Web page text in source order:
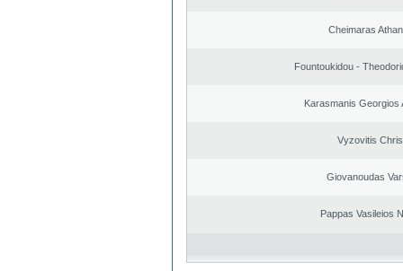
Cheimaras
Fountoukidou -
Karasmanis Georgios
Vyzovitis
Giovanoudas
Pappas Vasileios